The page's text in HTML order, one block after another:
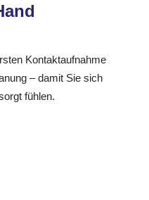
Kontaktaufnahme
– damit Sie sich
fühlen.